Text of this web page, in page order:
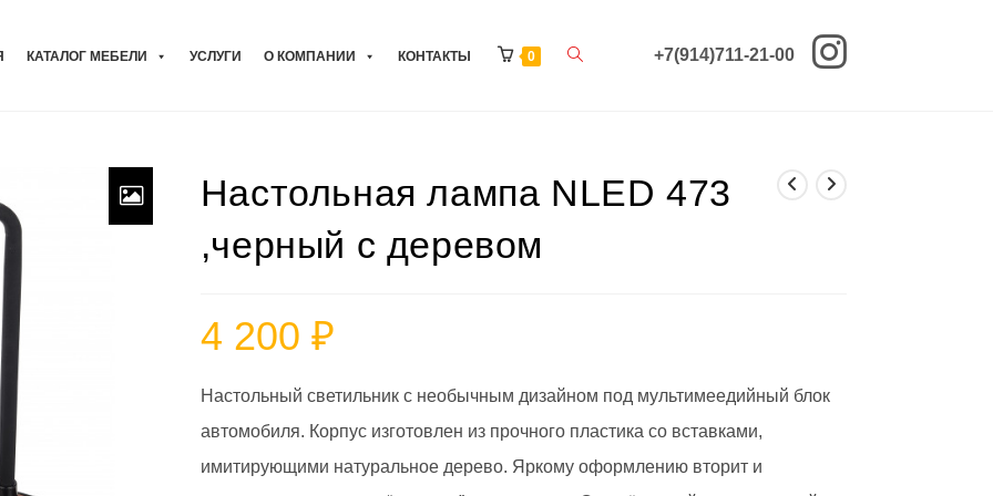
+7(914)711-21-00
КАТАЛОГ МЕБЕЛИ УСЛУГИ О КОМПАНИИ КОНТАКТЫ 0 Переключить
Настольная лампа NLED 473
,черный с деревом
4 200 ₽
Настольный светильник с необычным дизайном под мультимеедийный блок
автомобиля. Корпус изготовлен из прочного пластика со вставками,
имитирующими натуральное дерево. Яркому оформлению вторит и